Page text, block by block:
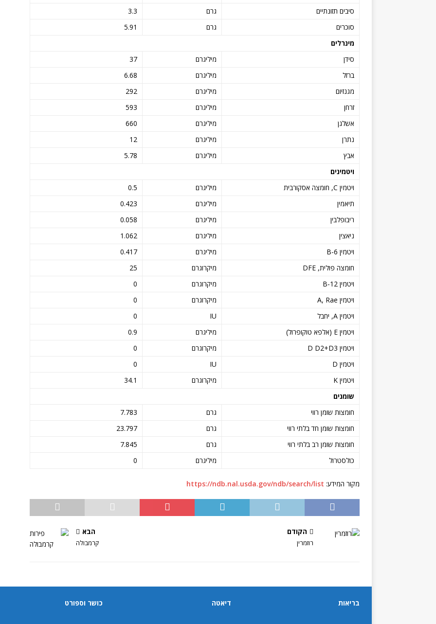
סיבים תזונתיים
גרם
3.3
סוכרים
גרם
5.91
מינרלים
סידן
מיליגרם
37
ברזל
מיליגרם
6.68
מגנזיום
מיליגרם
292
זרחן
מיליגרם
593
אשלגן
מיליגרם
660
נתרן
מיליגרם
12
אבץ
מיליגרם
5.78
ויטמינים
ויטמין C, חומצה אסקורבית
מיליגרם
0.5
תיאמין
מיליגרם
0.423
ריבופלבין
מיליגרם
0.058
ניאצין
מיליגרם
1.062
ויטמין B-6
מיליגרם
0.417
חומצה פולית, DFE
מיקרוגרם
25
ויטמין B-12
מיקרוגרם
0
ויטמין A, Rae
מיקרוגרם
0
ויטמין A, יחבל
IU
0
ויטמין E (אלפא טוקופרול)
מיליגרם
0.9
ויטמין D D2+D3
מיקרוגרם
0
ויטמין D
IU
0
ויטמין K
מיקרוגרם
34.1
שומנים
חומצות שומן רווי
גרם
7.783
חומצות שומן חד בלתי רווי
גרם
23.797
חומצות שומן רב בלתי רווי
גרם
7.845
כולסטרול
מיליגרם 0
מקור המידע: https://ndb.nal.usda.gov/ndb/search/list
הקודם
רוזמרין
הבא
קרמבולה
בריאות דיאטה כושר וספורט